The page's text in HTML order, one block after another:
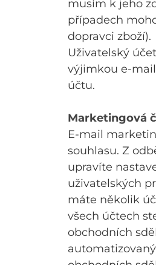
musím k jeho
případech
dopravci zboží).
Uživatelský
výjimkou e-
účtu.
Marketingová
E-mail
souhlasu. Z
upravíte
uživatelských
máte několik
všech účtech
obchodních